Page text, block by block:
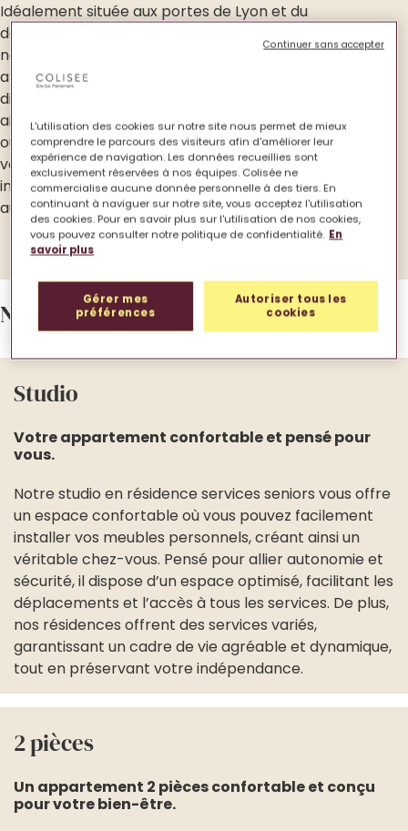
Idéalement située aux portes de Lyon et du
département de l’Ain, à proximité de l’EHPADw,
notre résidence La Côtière est dotée de 16
appartements. Proches de la nature, les habitants
disposent d’un espace extérieur pour se promener
ainsi que de multiples salles au sein de la résidence
où se déroulent les activités. Vous êtes ici chez
vous et nous aurons plaisir à vous aider à vous
installer, ainsi qu’à vous accueillir pour nos activités
au sein de notre résidence senior.
Nos différents types de logements
Studio
Votre appartement confortable et pensé pour
vous.
Notre studio en résidence services seniors vous offre
un espace confortable où vous pouvez facilement
installer vos meubles personnels, créant ainsi un
véritable chez-vous. Pensé pour allier autonomie et
sécurité, il dispose d’un espace optimisé, facilitant les
déplacements et l’accès à tous les services. De plus,
nos résidences offrent des services variés,
garantissant un cadre de vie agréable et dynamique,
tout en préservant votre indépendance.
2 pièces
Un appartement 2 pièces confortable et conçu
pour votre bien-être.
L'utilisation des cookies sur notre site nous permet de mieux
comprendre le parcours des visiteurs afin d'améliorer leur
expérience de navigation. Les données recueillies sont
exclusivement réservées à nos équipes. Colisée ne
commercialise aucune donnée personnelle à des tiers. En
continuant à naviguer sur notre site, vous acceptez l'utilisation
des cookies. Pour en savoir plus sur l'utilisation de nos cookies,
vous pouvez consulter notre politique de confidentialité. En
savoir plus
Gérer mes
préférences
Autoriser tous les
cookies
Continuer sans accepter